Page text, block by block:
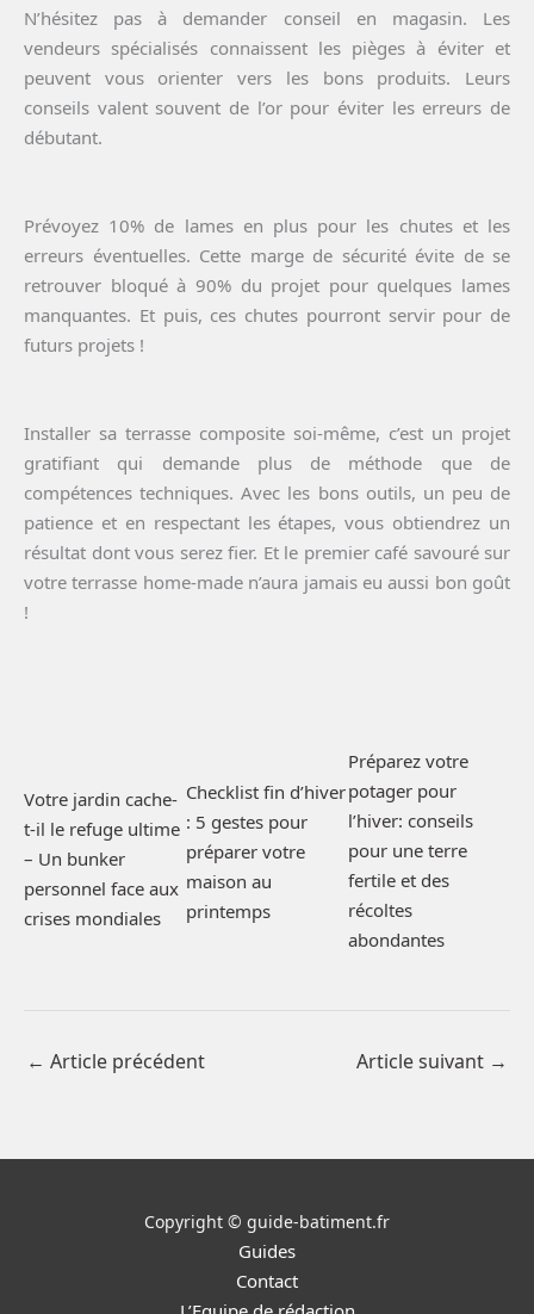
N’hésitez pas à demander conseil en magasin. Les
vendeurs spécialisés connaissent les pièges à éviter et
peuvent vous orienter vers les bons produits. Leurs
conseils valent souvent de l’or pour éviter les erreurs de
débutant.
Prévoyez 10% de lames en plus pour les chutes et les
erreurs éventuelles. Cette marge de sécurité évite de se
retrouver bloqué à 90% du projet pour quelques lames
manquantes. Et puis, ces chutes pourront servir pour de
futurs projets !
Installer sa terrasse composite soi-même, c’est un projet
gratifiant qui demande plus de méthode que de
compétences techniques. Avec les bons outils, un peu de
patience et en respectant les étapes, vous obtiendrez un
résultat dont vous serez fier. Et le premier café savouré sur
votre terrasse home-made n’aura jamais eu aussi bon goût
!
Votre jardin cache-
t-il le refuge ultime
– Un bunker
personnel face aux
crises mondiales
Checklist fin d’hiver
: 5 gestes pour
préparer votre
maison au
printemps
Préparez votre
potager pour
l’hiver: conseils
pour une terre
fertile et des
récoltes
abondantes
← Article précédent Article suivant →
Copyright © guide-batiment.fr
Guides
Contact